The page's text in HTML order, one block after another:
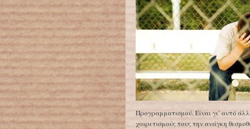
Προγραμματισμού. Είναι γι’ αυτό
χαιρετισμούς τους την ανάγκη